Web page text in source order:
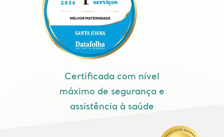
Certificada com nível
máximo de segurança e
assistência à saúde